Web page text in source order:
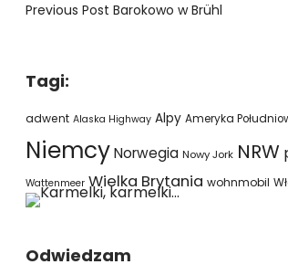
Previous Post Barokowo w Brühl
Tagi:
adwent Alaska Highway Alpy Ameryka
NiemcyNorwegia Nowy Jork NRW
Wattenmeer Wielka Brytania wohnmobil
Odwiedzam